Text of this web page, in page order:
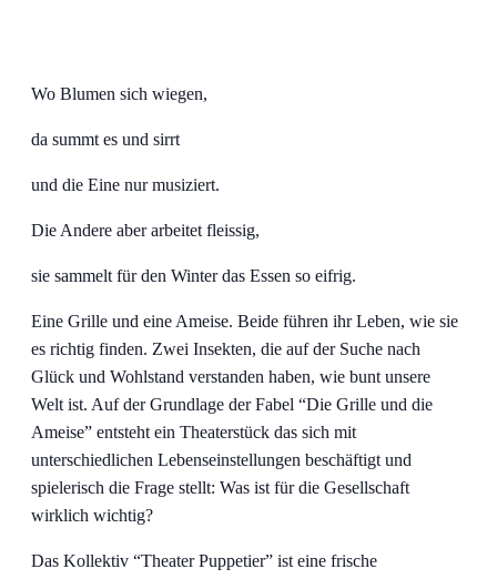
Wo Blumen sich wiegen,
da summt es und sirrt
und die Eine nur musiziert.
Die Andere aber arbeitet fleissig,
sie sammelt für den Winter das Essen so eifrig.
Eine Grille und eine Ameise. Beide führen ihr Leben, wie sie
es richtig finden. Zwei Insekten, die auf der Suche nach
Glück und Wohlstand verstanden haben, wie bunt unsere
Welt ist. Auf der Grundlage der Fabel “Die Grille und die
Ameise” entsteht ein Theaterstück das sich mit
unterschiedlichen Lebenseinstellungen beschäftigt und
spielerisch die Frage stellt: Was ist für die Gesellschaft
wirklich wichtig?
Das Kollektiv “Theater Puppetier” ist eine frische